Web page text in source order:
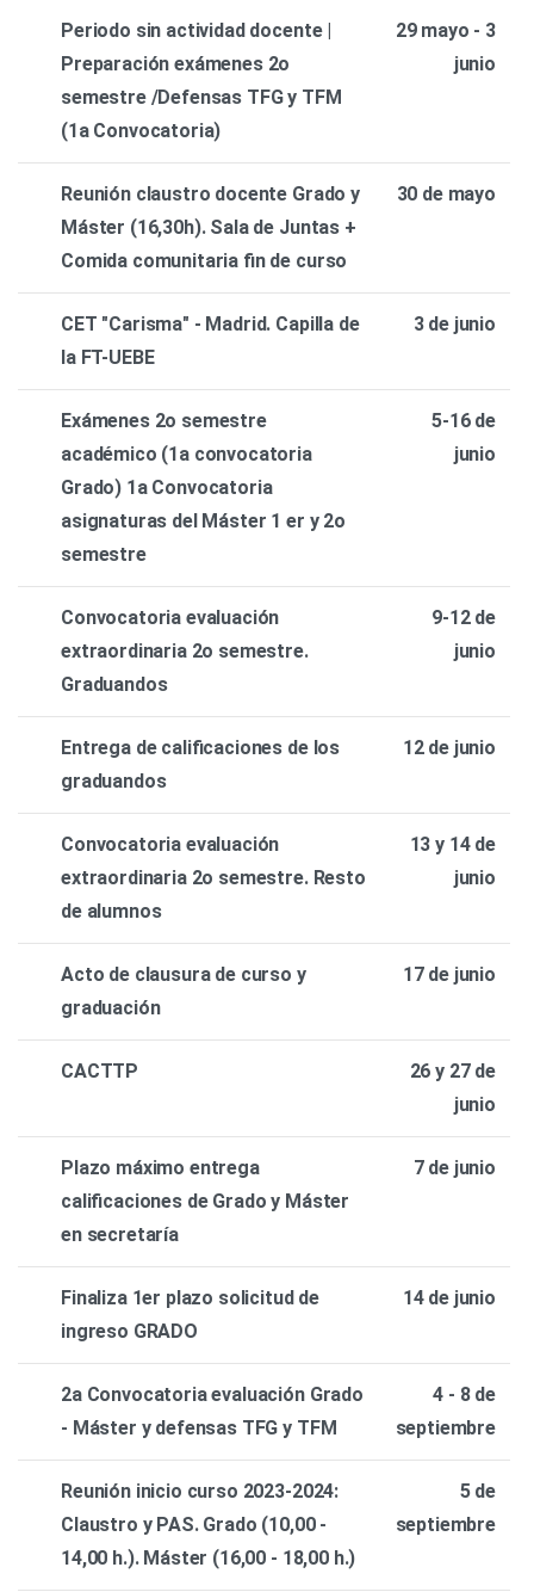
Periodo sin actividad docente |
Preparación exámenes 2o
semestre /Defensas TFG y TFM
(1a Convocatoria)
29 mayo - 3
junio
Reunión claustro docente Grado y
Máster (16,30h). Sala de Juntas +
Comida comunitaria fin de curso
30 de mayo
CET "Carisma" - Madrid. Capilla de
la FT-UEBE
3 de junio
Exámenes 2o semestre
académico (1a convocatoria
Grado) 1a Convocatoria
asignaturas del Máster 1 er y 2o
semestre
5-16 de
junio
Convocatoria evaluación
extraordinaria 2o semestre.
Graduandos
9-12 de
junio
Entrega de calificaciones de los
graduandos
12 de junio
Convocatoria evaluación
extraordinaria 2o semestre. Resto
de alumnos
13 y 14 de
junio
Acto de clausura de curso y
graduación
17 de junio
CACTTP
26 y 27 de
junio
Plazo máximo entrega
calificaciones de Grado y Máster
en secretaría
7 de junio
Finaliza 1er plazo solicitud de
ingreso GRADO
14 de junio
2a Convocatoria evaluación Grado
- Máster y defensas TFG y TFM
4 - 8 de
septiembre
Reunión inicio curso 2023-2024:
Claustro y PAS. Grado (10,00 -
14,00 h.). Máster (16,00 - 18,00 h.)
5 de
septiembre